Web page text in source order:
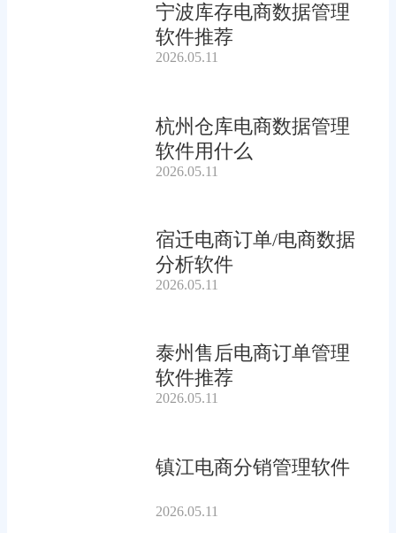
宁波库存电商数据管理
软件推荐
2026.05.11
杭州仓库电商数据管理
软件用什么
2026.05.11
宿迁电商订单/电商数据
分析软件
2026.05.11
泰州售后电商订单管理
软件推荐
2026.05.11
镇江电商分销管理软件
2026.05.11